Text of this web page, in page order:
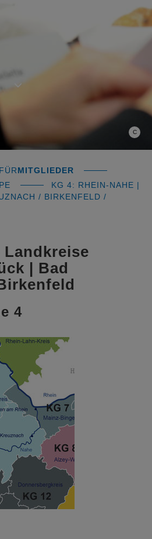
C
FÜRMITGLIEDER
KG 4: RHEIN-NAHE |
/ BIRKENFELD /
Landkreise
| Bad
4